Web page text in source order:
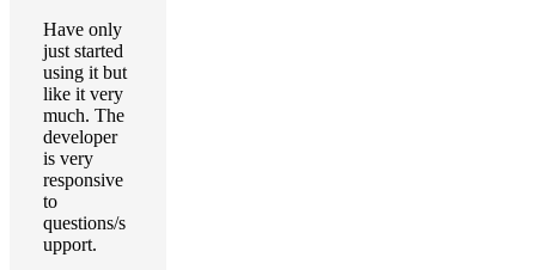
Have only
just started
using it but
like it very
much. The
developer
is very
responsive
to
questions/s
upport.